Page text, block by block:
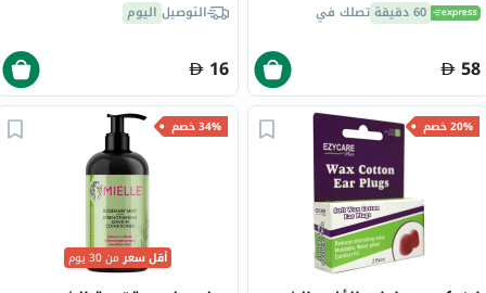
60 دقيقة تصلك في
58
التوصيل اليوم
16
20% خصم 34% خصم
أقل سعرمن 30 يوم